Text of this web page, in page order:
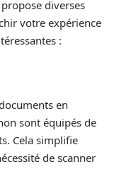
diverses
votre expérience
:
en
sont équipés de
Cela simplifie
de scanner